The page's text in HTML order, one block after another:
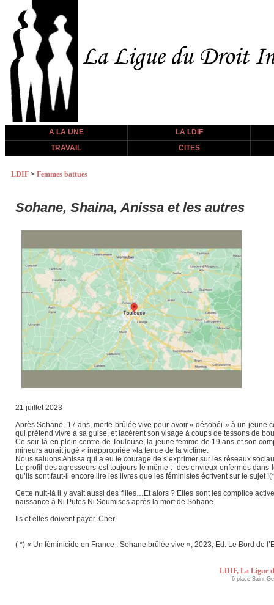
A LA UNE
LA LDIF
TRAVAIL
CITES
LDIF > Femmes battues
Sohane, Shaina, Anissa et les autres
21 juillet 2023
Après Sohane, 17 ans, morte brûlée vive pour avoir « désobéi » à un jeune
qui prétend vivre à sa guise, et lacèrent son visage à coups de tessons de
Ce soir-là en plein centre de Toulouse, la jeune femme de 19 ans et son
mineurs aurait jugé « inappropriée »la tenue de la victime.
Nous saluons Anissa qui a eu le courage de s’exprimer sur les réseaux
Le profil des agresseurs est toujours le même : des envieux enfermés
qu’ils sont faut-il encore lire les livres que les féministes écrivent sur le sujet
Cette nuit-là il y avait aussi des filles…Et alors ? Elles sont les complice
naissance à Ni Putes Ni Soumises après la mort de Sohane.
Ils et elles doivent payer. Cher.
( *) « Un féminicide en France : Sohane brûlée vive », 2023, Ed. Le Bord de
LDIF, La Ligue
6 place Saint